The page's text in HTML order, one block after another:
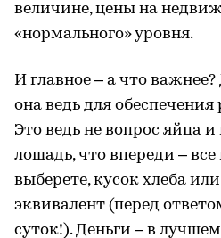
величине, цены на
«нормального» уровня.
И главное – а что
она ведь для
Это ведь не вопрос яйца
лошадь, что впереди –
выберете, кусок хлеба
эквивалент (перед
суток!). Деньги – в